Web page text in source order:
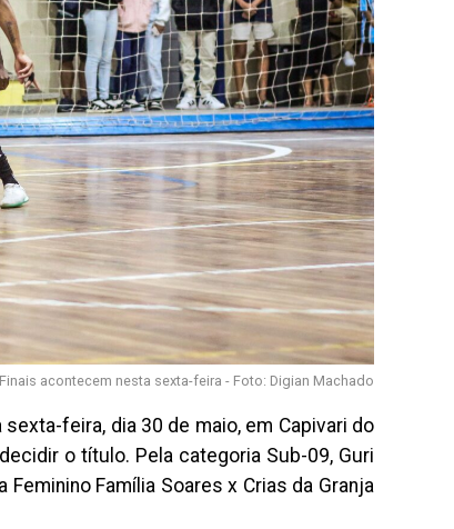
Finais acontecem nesta sexta-feira - Foto: Digian Machado
feira, dia 30 de maio, em Capivari do
o título. Pela categoria Sub-09, Guri
Família Soares x Crias da Granja